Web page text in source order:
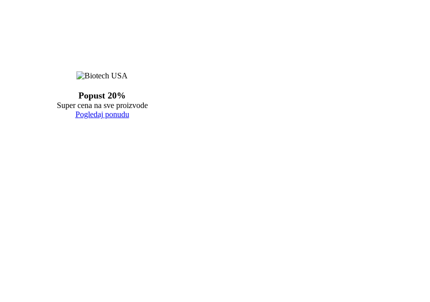
Popust 20%
Super cena na sve proizvode
Pogledaj ponudu